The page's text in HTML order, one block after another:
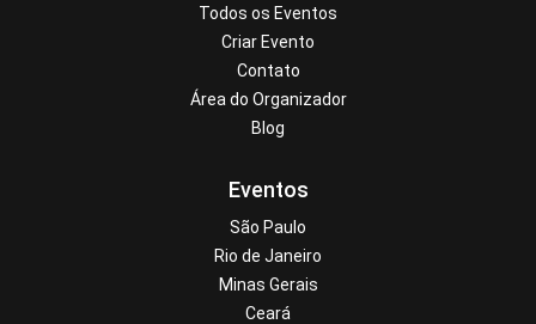
Todos os Eventos
Criar Evento
Contato
Área do Organizador
Blog
Eventos
São Paulo
Rio de Janeiro
Minas Gerais
Ceará